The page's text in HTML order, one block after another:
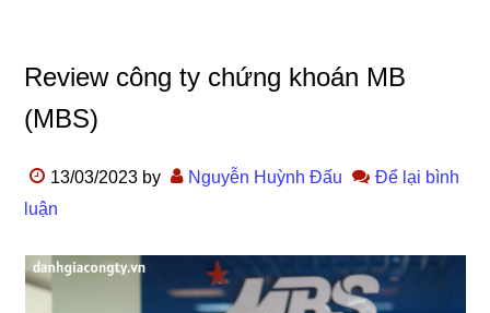
Review công ty chứng khoán MB
(MBS)
13/03/2023 by Nguyễn Huỳnh Đấu
Để lại bình
luận